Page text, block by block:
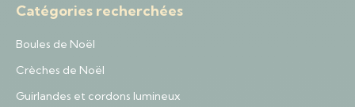
Catégories recherchées
Boules de Noël
Crèches de Noël
Guirlandes et cordons lumineux